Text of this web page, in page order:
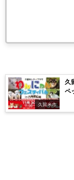
久留米市
久
ペ